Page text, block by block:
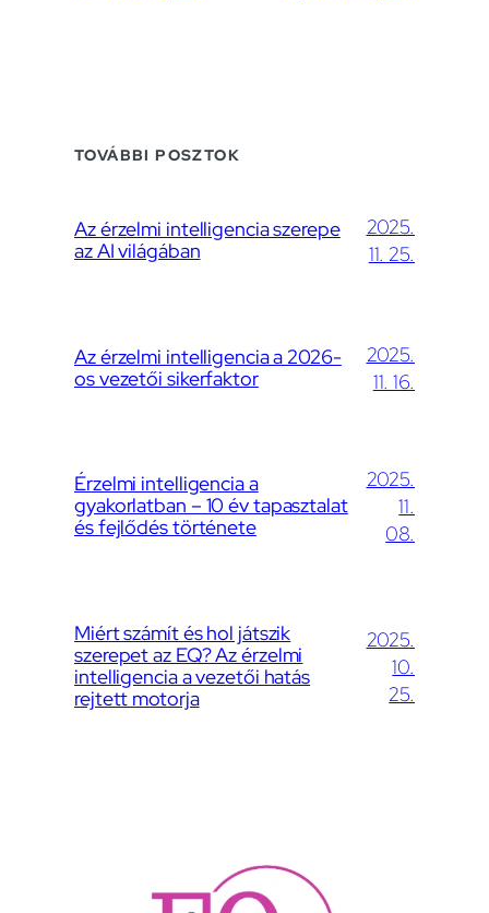
TOVÁBBI POSZTOK
Az érzelmi intelligencia szerepe
az AI világában
2025.
11. 25.
Az érzelmi intelligencia a 2026-
os vezetői sikerfaktor
2025.
11. 16.
Érzelmi intelligencia a
gyakorlatban – 10 év tapasztalat
és fejlődés története
2025.
11.
08.
Miért számít és hol játszik
szerepet az EQ? Az érzelmi
intelligencia a vezetői hatás
rejtett motorja
2025.
10.
25.